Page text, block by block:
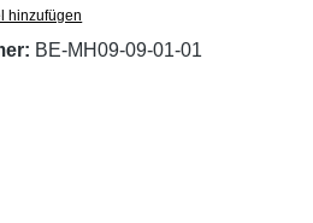
hinzufügen
BE-MH09-09-01-01